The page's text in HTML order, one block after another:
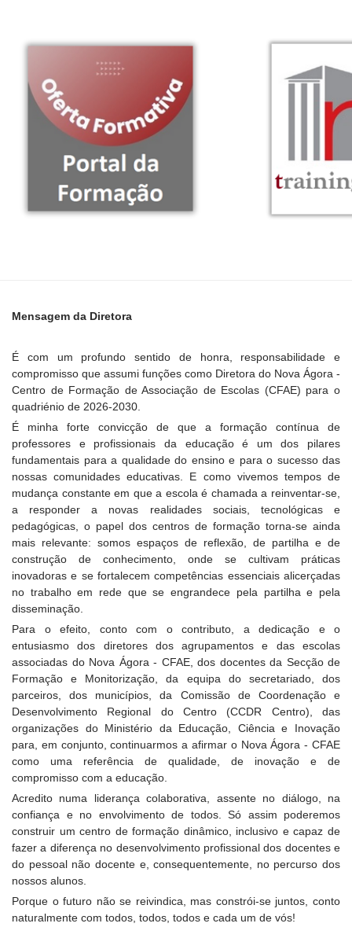
Mensagem da Diretora
É com um profundo sentido de honra, responsabilidade e
compromisso que assumi funções como Diretora do Nova Ágora -
Centro de Formação de Associação de Escolas (CFAE) para o
quadriénio de 2026-2030.
É minha forte convicção de que a formação contínua de
professores e profissionais da educação é um dos pilares
fundamentais para a qualidade do ensino e para o sucesso das
nossas comunidades educativas. E como vivemos tempos de
mudança constante em que a escola é chamada a reinventar-se,
a responder a novas realidades sociais, tecnológicas e
pedagógicas, o papel dos centros de formação torna-se ainda
mais relevante: somos espaços de reflexão, de partilha e de
construção de conhecimento, onde se cultivam práticas
inovadoras e se fortalecem competências essenciais alicerçadas
no trabalho em rede que se engrandece pela partilha e pela
disseminação.
Para o efeito, conto com o contributo, a dedicação e o
entusiasmo dos diretores dos agrupamentos e das escolas
associadas do Nova Ágora - CFAE, dos docentes da Secção de
Formação e Monitorização, da equipa do secretariado, dos
parceiros, dos municípios, da Comissão de Coordenação e
Desenvolvimento Regional do Centro (CCDR Centro), das
organizações do Ministério da Educação, Ciência e Inovação
para, em conjunto, continuarmos a afirmar o Nova Ágora - CFAE
como uma referência de qualidade, de inovação e de
compromisso com a educação.
Acredito numa liderança colaborativa, assente no diálogo, na
confiança e no envolvimento de todos. Só assim poderemos
construir um centro de formação dinâmico, inclusivo e capaz de
fazer a diferença no desenvolvimento profissional dos docentes e
do pessoal não docente e, consequentemente, no percurso dos
nossos alunos.
Porque o futuro não se reivindica, mas constrói-se juntos, conto
naturalmente com todos, todos, todos e cada um de vós!